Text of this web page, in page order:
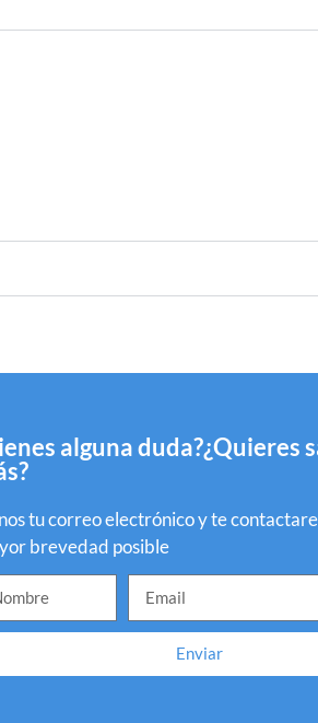
alguna duda?¿Quieres
tu correo electrónico y te
brevedad posible
Enviar